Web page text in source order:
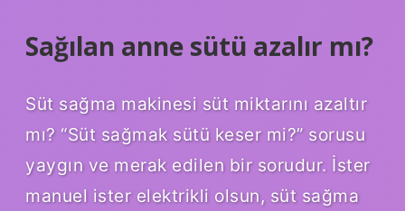
Sağılan anne sütü azalır mı?
Süt sağma makinesi süt miktarını azaltır
mı? “Süt sağmak sütü keser mi?” sorusu
yaygın ve merak edilen bir sorudur. İster
manuel ister elektrikli olsun, süt sağma